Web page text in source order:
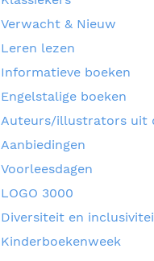
Verwacht & Nieuw
Leren lezen
Informatieve boeken
Engelstalige boeken
Auteurs/illustrators uit
Aanbiedingen
Voorleesdagen
LOGO 3000
Diversiteit en
Kinderboekenweek